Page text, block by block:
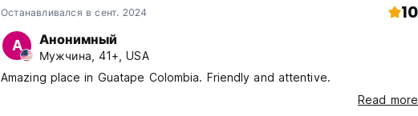
Останавливался в сент. 2024 10
А Анонимный
Мужчина, 41+, USA
Amazing place in Guatape Colombia. Friendly and attentive.
Read more